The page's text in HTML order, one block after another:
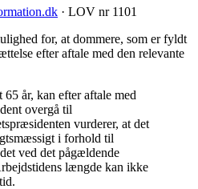
· LOV nr 1101
for, at dommere, som er fyldt
efter aftale med den relevante
år, kan efter aftale med
overgå til
vurderer, at det
i forhold til
ved det pågældende
længde kan ikke